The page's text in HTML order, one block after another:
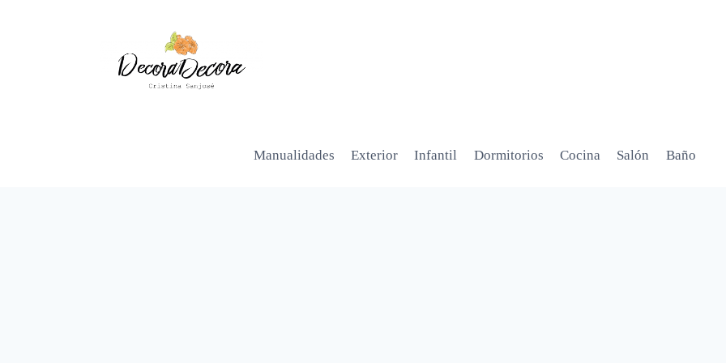
Manualidades Exterior Infantil Dormitorios Cocina Salón Baño